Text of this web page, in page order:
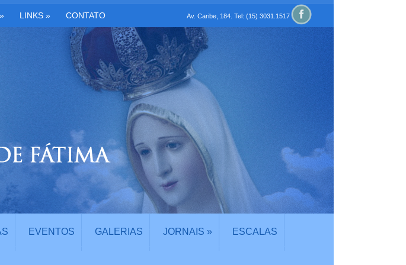
LINKS » CONTATO Av. Caribe, 184. Tel: (15) 3031.1517
EVENTOS GALERIAS JORNAIS » ESCALAS